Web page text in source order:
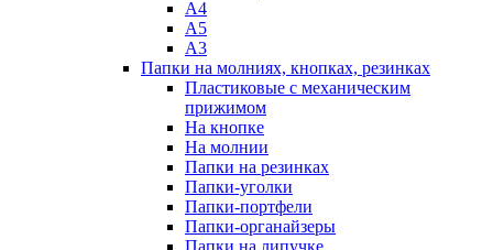
А4
А5
А3
Папки на молниях, кнопках, резинках
Пластиковые с механическим
прижимом
На кнопке
На молнии
Папки на резинках
Папки-уголки
Папки-портфели
Папки-органайзеры